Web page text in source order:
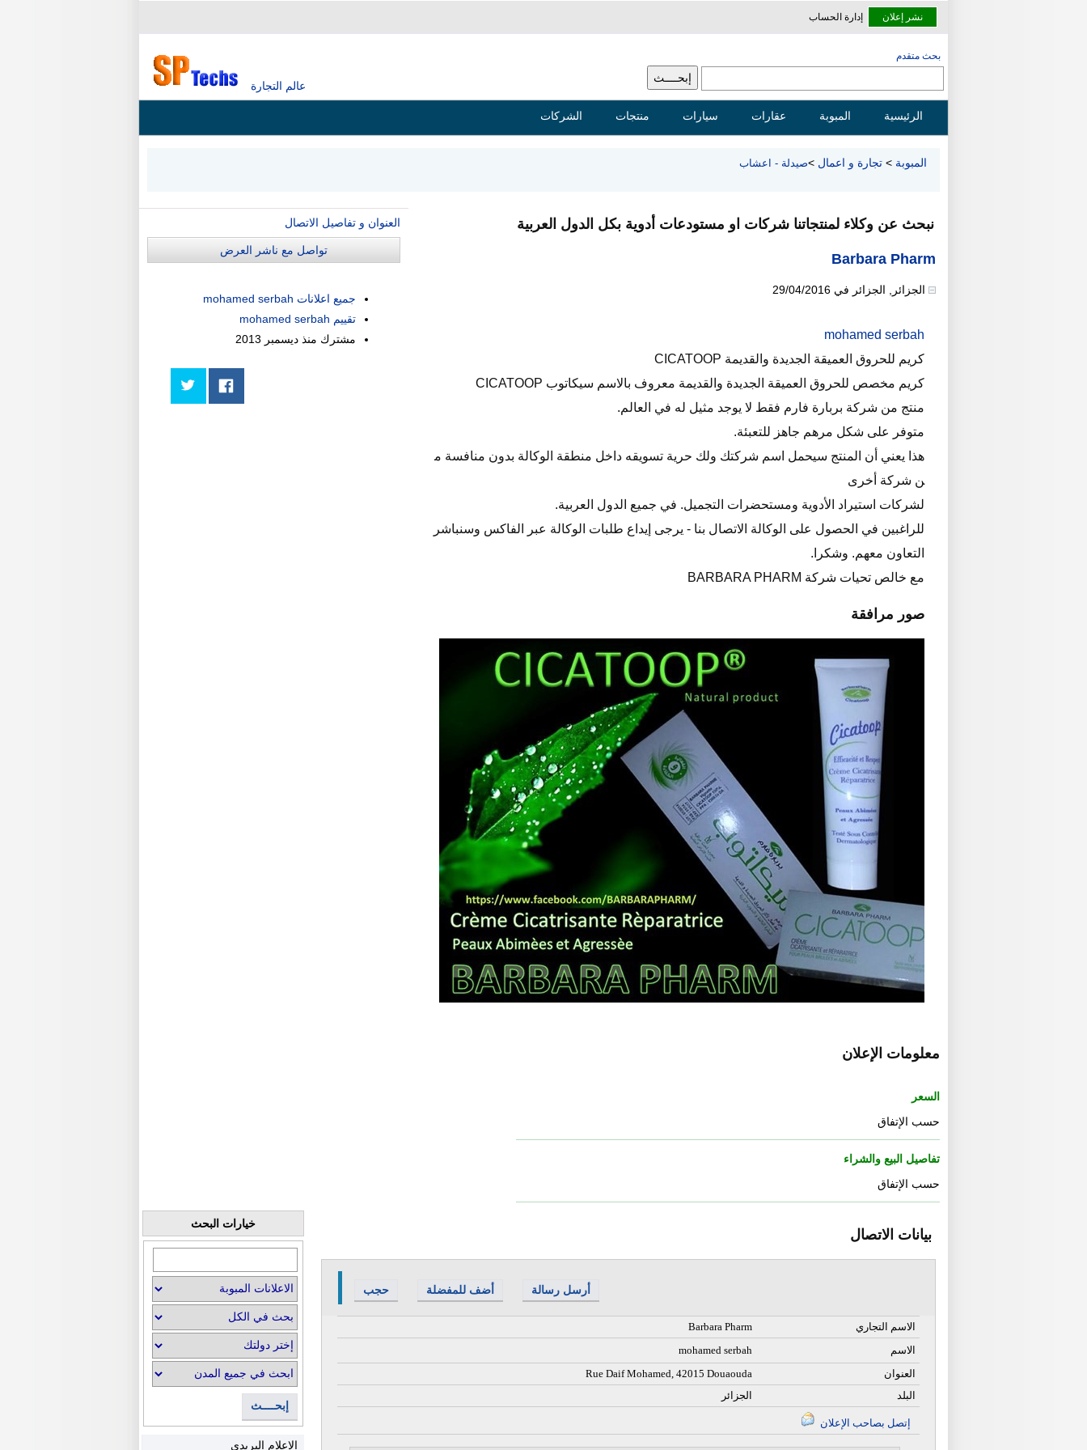
نشر إعلان إدارة الحساب
عالم التجارة
بحث متقدم
الرئيسية المبوبة عقارات سيارات منتجات الشركات
المبوبة > تجارة و اعمال >صيدلة - اعشاب
نبحث عن وكلاء لمنتجاتنا شركات او مستودعات أدوية بكل الدول العربية
Barbara Pharm
الجزائر الجزائر في 29/04/2016
mohamed serbah
كريم للحروق العميقة الجديدة والقديمة CICATOOP
كريم مخصص للحروق العميقة الجديدة والقديمة معروف بالاسم سيكاتوب CICATOOP
منتج من شركة بربارة فارم فقط لا يوجد مثيل له في العالم.
متوفر على شكل مرهم جاهز للتعبئة.
هذا يعني أن المنتج سيحمل اسم شركتك ولك حرية تسويقه داخل منطقة الوكالة بدون منافسة م
ن شركة أخرى
لشركات استيراد الأدوية ومستحضرات التجميل. في جميع الدول العربية.
للراغبين في الحصول على الوكالة الاتصال بنا - يرجى إيداع طلبات الوكالة عبر الفاكس وسنباشر
التعاون معهم. وشكرا.
مع خالص تحيات شركة BARBARA PHARM
صور مرافقة
معلومات الإعلان
السعر
حسب الإتفاق
تفاصيل البيع والشراء
حسب الإتفاق
العنوان و تفاصيل الاتصال
تواصل مع ناشر العرض
جميع اعلانات mohamed serbah
تقييم mohamed serbah
مشترك منذديسمبر 2013
بيانات الاتصال
حجب أضف للمفضلة أرسل رسالة
Barbara Pharm
الاسم التجاري
mohamed serbah
الاسم
Rue Daif Mohamed, 42015 Douaouda
العنوان
الجزائر
البلد
خيارات البحث
إبحــــث
الإعلام البريدي